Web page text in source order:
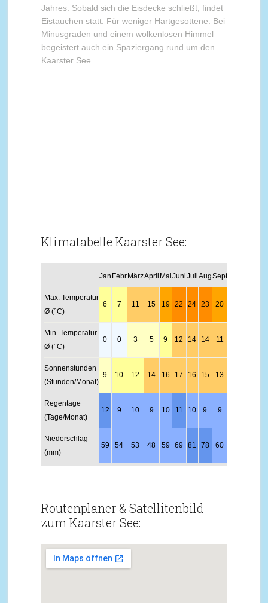
Jahres. Sobald sich die Eisdecke schließt, findet
Eistauchen statt. Für weniger Hartgesottene: Bei
Minusgraden und einem wolkenlosen Himmel
begeistert auch ein Spaziergang rund um den
Kaarster See.
Klimatabelle Kaarster See:
Jan Febr MärzApril MaiJuniJuliAugSept
Max. Temperatur
Ø (°C)
6 7 11 15 19 22 24 23 20
Min. Temperatur
Ø (°C)
0 0 3 5 9 12 14 14 11
Sonnenstunden
(Stunden/Monat)
9 10 12 14 16 17 16 15 13
Regentage
(Tage/Monat)
12 9 10 9 10 11 10 9 9
Niederschlag
(mm)
59 54 53 48 59 69 81 78 60
Routenplaner & Satellitenbild
zum Kaarster See: